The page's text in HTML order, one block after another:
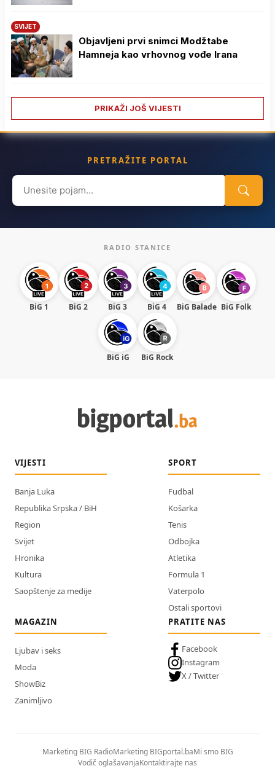
SVIJET
Objavljeni prvi snimci Modžtabe
Hamneja kao vrhovnog vođe Irana
PRIKAŽI JOŠ VIJESTI
PRETRAŽITE PORTAL
Search
for:
RADIO STANICE
BiG 1 BiG 2 BiG 3 BiG 4 BiG Balade BiG Folk
BiG iG BiG Rock
VIJESTI
Banja Luka
Republika Srpska / BiH
Region
Svijet
Hronika
Kultura
Saopštenje za medije
SPORT
Fudbal
Košarka
Tenis
Odbojka
Atletika
Formula 1
Vaterpolo
Ostali sportovi
MAGAZIN
Ljubav i seks
Moda
ShowBiz
Zanimljivo
PRATITE NAS
Facebook
Instagram
X / Twitter
Marketing BIG RadioMarketing BIGportal.baMi smo BIG
Vodič oglašavanjaKontaktirajte nas